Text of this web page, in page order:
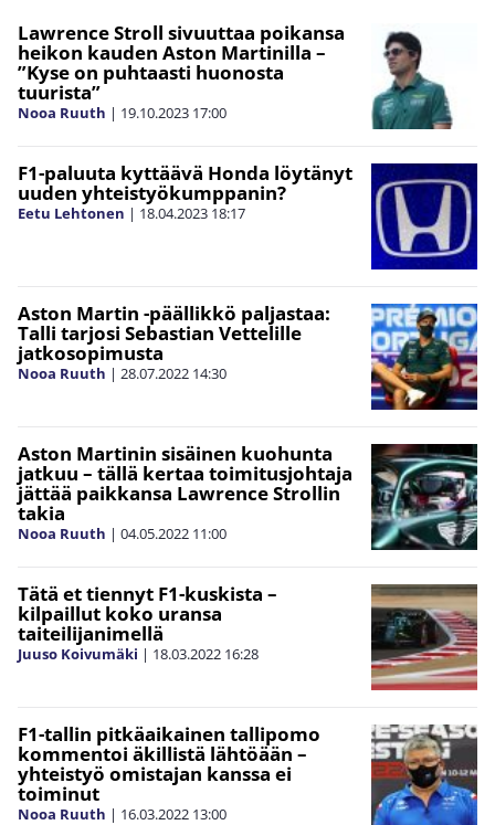
Lawrence Stroll sivuuttaa poikansa
heikon kauden Aston Martinilla –
”Kyse on puhtaasti huonosta
tuurista”
Nooa Ruuth | 19.10.2023 17:00
F1-paluuta kyttäävä Honda löytänyt
uuden yhteistyökumppanin?
Eetu Lehtonen | 18.04.2023 18:17
Aston Martin -päällikkö paljastaa:
Talli tarjosi Sebastian Vettelille
jatkosopimusta
Nooa Ruuth | 28.07.2022 14:30
Aston Martinin sisäinen kuohunta
jatkuu – tällä kertaa toimitusjohtaja
jättää paikkansa Lawrence Strollin
takia
Nooa Ruuth | 04.05.2022 11:00
Tätä et tiennyt F1-kuskista –
kilpaillut koko uransa
taiteilijanimellä
Juuso Koivumäki | 18.03.2022 16:28
F1-tallin pitkäaikainen tallipomo
kommentoi äkillistä lähtöään –
yhteistyö omistajan kanssa ei
toiminut
Nooa Ruuth | 16.03.2022 13:00